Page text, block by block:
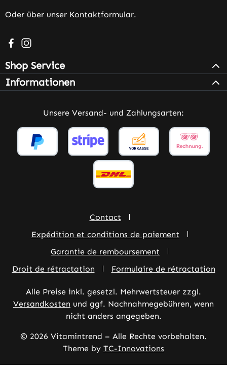
Oder über unser Kontaktformular.
Besuche uns auf Facebook – öffnet in neuem Tab
Schau auf Instagram vorbei – öffnet in neuem Tab
Shop Service
Informationen
Unsere Versand- und Zahlungsarten:
Contact
Expédition et conditions de paiement
Garantie de remboursement
Droit de rétractation
Formulaire de rétractation
Alle Preise inkl. gesetzl. Mehrwertsteuer zzgl.
Versandkosten und ggf. Nachnahmegebühren, wenn
nicht anders angegeben.
© 2026 Vitamintrend – Alle Rechte vorbehalten.
Theme by TC-Innovations